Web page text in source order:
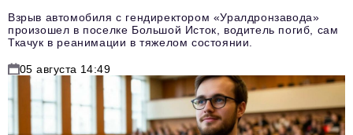
Взрыв автомобиля с гендиректором «Уралдронзавода»
произошел в поселке Большой Исток, водитель погиб, сам
Ткачук в реанимации в тяжелом состоянии.
05 августа 14:49